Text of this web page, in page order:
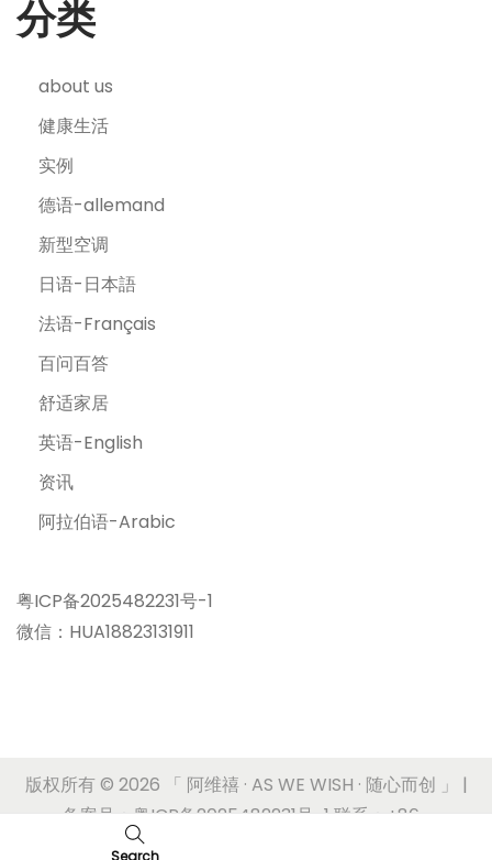
分类
about us
健康生活
实例
德语-allemand
新型空调
日语-日本語
法语-Français
百问百答
舒适家居
英语-English
资讯
阿拉伯语-Arabic
粤ICP备2025482231号-1
微信：HUA18823131911
Search
版权所有 © 2026 「 阿维禧 · AS WE WISH · 随心而创 」
|
备案号：粤ICP备2025482231号-1 联系：+86-